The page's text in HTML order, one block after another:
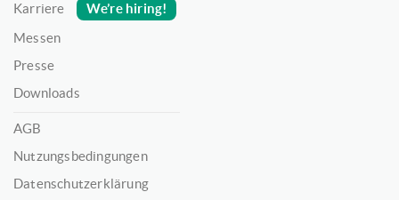
Karriere
We’re hiring!
Messen
Presse
Downloads
AGB
Nutzungsbedingungen
Datenschutzerklärung